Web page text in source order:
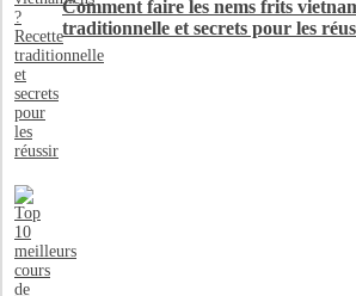
Comment faire les nems frits
traditionnelle et secrets pour les